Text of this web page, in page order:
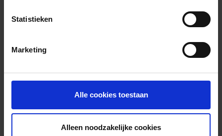
Statistieken
Marketing
Alle cookies toestaan
Alleen noodzakelijke cookies